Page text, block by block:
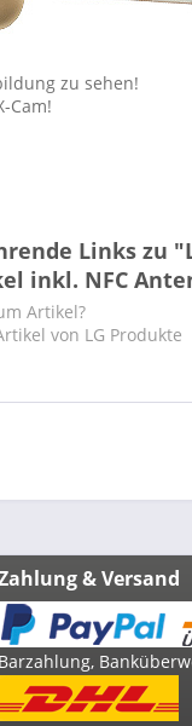
zu sehen!
Cam!
Links zu
inkl. NFC
Artikel?
von LG Produkte
& Versand
Barzahlung,